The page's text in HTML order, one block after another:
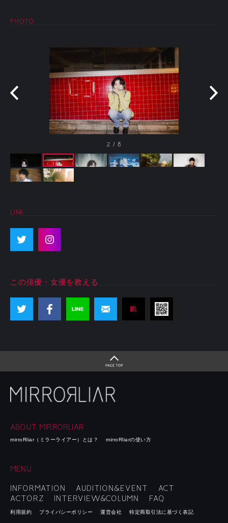
PHOTO
2 /8
LINK
この俳優・女優を教える
ABOUT MIRRORLIAR
mirroRliar（ミラーライアー）とは？ mirroRliarの使い方
MENU
INFORMATION AUDITION&EVENT
ACT
ACTORZ
INTERVIEW&COLUMN FAQ
利用規約 プライバシーポリシー 運営会社 特定商取引法に基づく表記